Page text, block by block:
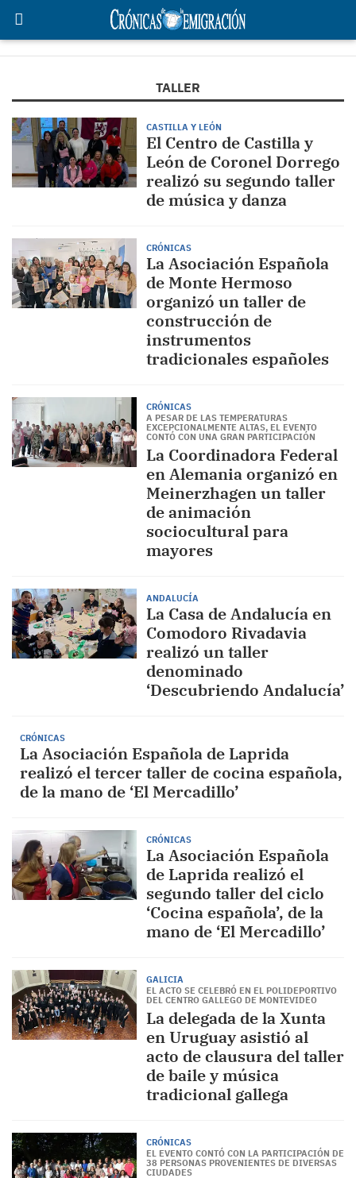
TALLER
CASTILLA Y LEÓN
El Centro de Castilla y
León de Coronel Dorrego
realizó su segundo taller
de música y danza
CRÓNICAS
La Asociación Española
de Monte Hermoso
organizó un taller de
construcción de
instrumentos
tradicionales españoles
CRÓNICAS
A PESAR DE LAS TEMPERATURAS
EXCEPCIONALMENTE ALTAS, EL EVENTO
CONTÓ CON UNA GRAN PARTICIPACIÓN
La Coordinadora Federal
en Alemania organizó en
Meinerzhagen un taller
de animación
sociocultural para
mayores
ANDALUCÍA
La Casa de Andalucía en
Comodoro Rivadavia
realizó un taller
denominado
‘Descubriendo Andalucía’
CRÓNICAS
La Asociación Española de Laprida
realizó el tercer taller de cocina española,
de la mano de ‘El Mercadillo’
CRÓNICAS
La Asociación Española
de Laprida realizó el
segundo taller del ciclo
‘Cocina española’, de la
mano de ‘El Mercadillo’
GALICIA
EL ACTO SE CELEBRÓ EN EL POLIDEPORTIVO
DEL CENTRO GALLEGO DE MONTEVIDEO
La delegada de la Xunta
en Uruguay asistió al
acto de clausura del taller
de baile y música
tradicional gallega
CRÓNICAS
EL EVENTO CONTÓ CON LA PARTICIPACIÓN DE
38 PERSONAS PROVENIENTES DE DIVERSAS
CIUDADES